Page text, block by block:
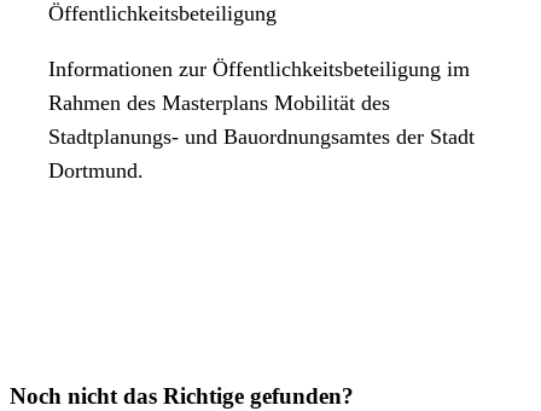
Öffentlichkeitsbeteiligung
Informationen zur Öffentlichkeitsbeteiligung im
Rahmen des Masterplans Mobilität des
Stadtplanungs- und Bauordnungsamtes der Stadt
Dortmund.
Noch nicht das Richtige gefunden?